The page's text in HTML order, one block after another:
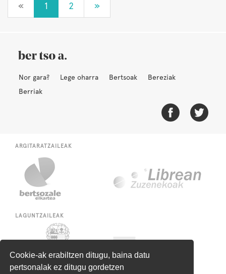
Cookie-ak erabiltzen ditugu, baina datu
pertsonalak ez ditugu gordetzen
« 1 2 »
Nor gara? Lege oharra Bertsoak
Bereziak
Berriak
ARGITARATZAILEAK
LAGUNTZAILEAK